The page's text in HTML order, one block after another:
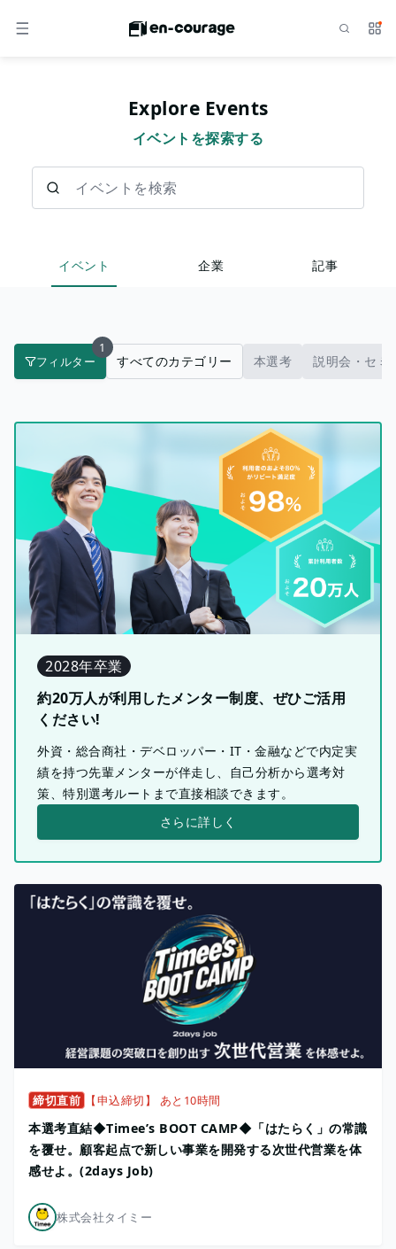
メニュー サ
Explore Events
イベントを探索する
イベント 企業 記事
フィルター
1
すべてのカテゴリー 本選考 説明会・セミ
2028年卒業
約20万人が利用したメンター制度、ぜひご活用
ください!
外資・総合商社・デベロッパー・IT・金融などで内定実
績を持つ先輩メンターが伴走し、自己分析から選考対
策、特別選考ルートまで直接相談できます。
さらに詳しく
締切直前 【申込締切】 あと10時間
本選考直結◆Timee’s BOOT CAMP◆「はたらく」の常識
を覆せ。顧客起点で新しい事業を開発する次世代営業を体
感せよ。(2days Job)
株式会社タイミー